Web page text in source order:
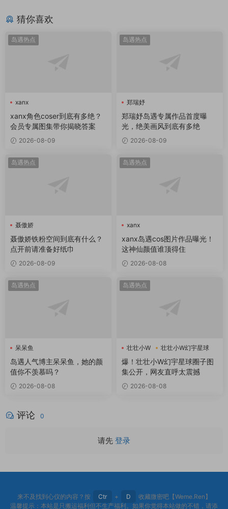
猜你喜欢
岛遇热点
xanx
xanx角色coser到底有多绝？
会员专属图集带你揭晓答案
2026-08-09
岛遇热点
郑瑞妤
郑瑞妤岛遇专属作品首度曝
光，绝美画风到底有多绝
2026-08-09
岛遇热点
聂傲娇
聂傲娇铁粉空间到底有什么？
点开前请准备好纸巾
2026-08-09
岛遇热点
xanx
xanx岛遇cos图片作品曝光！
这神仙颜值谁顶得住
2026-08-08
岛遇热点
呆呆鱼
岛遇人气博主呆呆鱼，她的颜
值你不羡慕吗？
2026-08-08
岛遇热点
壮壮小W 壮壮小W幻宇星球
爆！壮壮小W幻宇星球圈子图
集公开，网友直呼太震撼
2026-08-08
评论 0
请先 登录
来不及找到心仪的内容？按 Ctr + D
收藏微密吧【Weme.Ren】
温馨提示：本站是只搬运福利但不生产福利。如果你觉得本站做的不错，请添